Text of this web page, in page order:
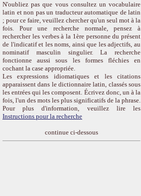
N'oubliez pas que vous consultez un vocabulaire
latin et non pas un traducteur automatique de latin
; pour ce faire, veuillez chercher qu'un seul mot à la
fois. Pour une recherche normale, pensez à
rechercher les verbes à la 1ère personne du présent
de l'indicatif et les noms, ainsi que les adjectifs, au
nominatif masculin singulier. La recherche
fonctionne aussi sous les formes fléchies en
cochant la case appropriée.
Les expressions idiomatiques et les citations
apparaissent dans le dictionnaire latin, classés sous
les entrées qui les composent. Écrivez donc, un à la
fois, l'un des mots les plus significatifs de la phrase.
Pour plus d'information, veuillez lire les
Instructions pour la recherche
continue ci-dessous